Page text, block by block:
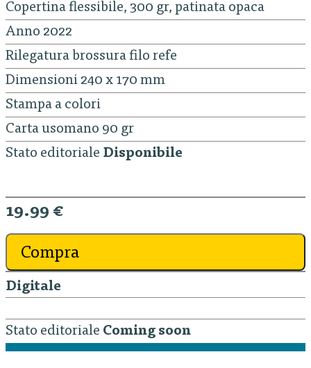
Copertina flessibile, 300 gr, patinata opaca
Anno 2022
Rilegatura brossura filo refe
Dimensioni 240 x 170 mm
Stampa a colori
Carta usomano 90 gr
Stato editoriale Disponibile
19.99 €
Compra
Digitale
Stato editoriale Coming soon